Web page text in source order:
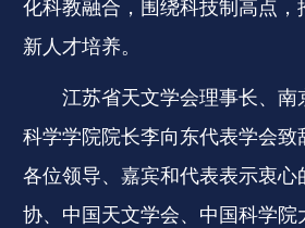
化科教融合，围绕科技制高点，
新人才培养。
江苏省天文学会理事长、南
科学学院院长李向东代表学会致
各位领导、嘉宾和代表表示衷心
协、中国天文学会、中国科学院